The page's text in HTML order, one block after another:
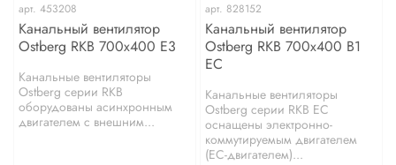
арт. 453208
Канальный вентилятор
Ostberg RKB 700x400 E3
Канальные вентиляторы
Ostberg серии RKB
оборудованы асинхронным
двигателем с внешним...
арт. 828152
Канальный вентилятор
Ostberg RKB 700х400 B1
EC
Канальные вентиляторы
Ostberg серии RKB EC
оснащены электронно-
коммутируемым двигателем
(EC-двигателем)...